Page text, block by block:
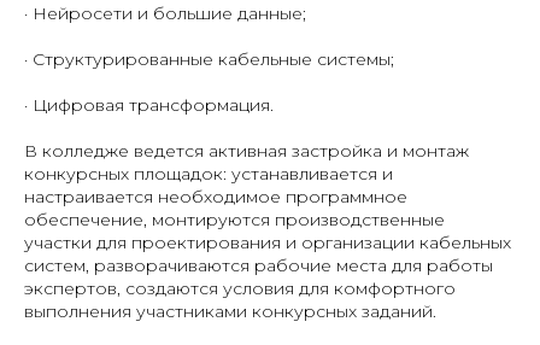
· Нейросети и большие данные;
· Структурированные кабельные системы;
· Цифровая трансформация.
В колледже ведется активная застройка и монтаж
конкурсных площадок: устанавливается и
настраивается необходимое программное
обеспечение, монтируются производственные
участки для проектирования и организации кабельных
систем, разворачиваются рабочие места для работы
экспертов, создаются условия для комфортного
выполнения участниками конкурсных заданий.